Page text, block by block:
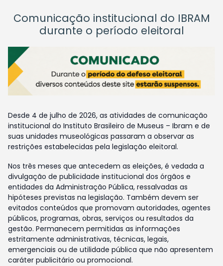
Comunicação institucional do IBRAM
durante o período eleitoral
Desde 4 de julho de 2026, as atividades de comunicação
institucional do Instituto Brasileiro de Museus – Ibram e de
suas unidades museológicas passaram a observar as
restrições estabelecidas pela legislação eleitoral.
Nos três meses que antecedem as eleições, é vedada a
divulgação de publicidade institucional dos órgãos e
entidades da Administração Pública, ressalvadas as
hipóteses previstas na legislação. Também devem ser
evitados conteúdos que promovam autoridades, agentes
públicos, programas, obras, serviços ou resultados da
gestão. Permanecem permitidas as informações
estritamente administrativas, técnicas, legais,
emergenciais ou de utilidade pública que não apresentem
caráter publicitário ou promocional.